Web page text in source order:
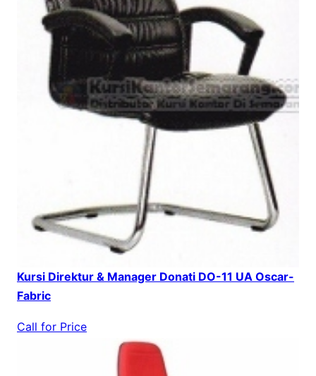
Kursi Direktur & Manager Donati DO-11 UA Oscar-
Fabric
Call for Price